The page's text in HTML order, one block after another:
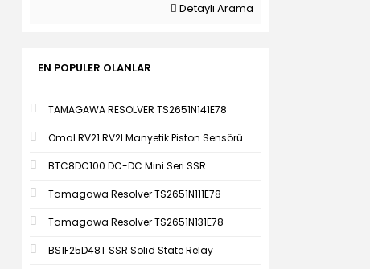
Detaylı Arama
EN POPULER OLANLAR
TAMAGAWA RESOLVER TS2651N141E78
Omal RV21 RV2I Manyetik Piston Sensörü
BTC8DC100 DC-DC Mini Seri SSR
Tamagawa Resolver TS2651N111E78
Tamagawa Resolver TS2651N131E78
BS1F25D48T SSR Solid State Relay